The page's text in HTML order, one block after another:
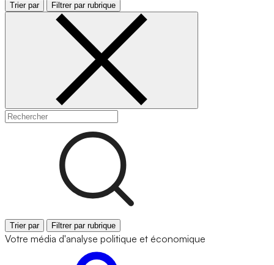
Trier par Filtrer par rubrique
Trier par Filtrer par rubrique
Votre média d'analyse politique et économique